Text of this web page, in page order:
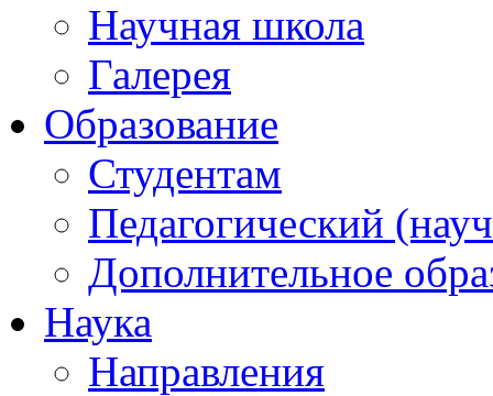
Научная школа
Галерея
Образование
Студентам
Педагогический
Дополнительное
Наука
Направления